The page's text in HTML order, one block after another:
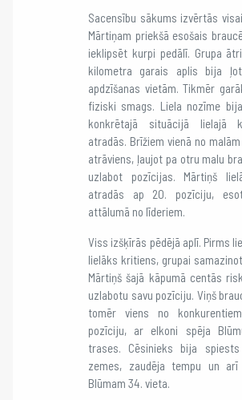
Sacensību sākums izvērtās
Mārtiņam priekšā esošais
ieklipsēt kurpi pedālī. Grupa
kilometra garais aplis bija
apdzīšanas vietām. Tikmēr
fiziski smags. Liela nozīme
konkrētajā situācijā lielajā
atradās. Brīžiem vienā no
atrāviens, ļaujot pa otru malu
uzlabot pozīcijas. Mārtiņš
atradās ap 20. pozīciju,
attālumā no līderiem.
Viss izšķīrās pēdējā aplī. Pirms
lielāks kritiens, grupai
Mārtiņš šajā kāpumā centās
uzlabotu savu pozīciju. Viņš
tomēr viens no
pozīciju, ar elkoni spēja
trases. Cēsinieks bija
zemes, zaudēja tempu un arī
Blūmam 34. vieta.